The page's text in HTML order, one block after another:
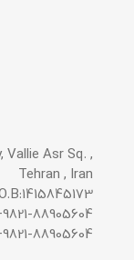
Vallie Asr Sq. ,
Tehran , Iran
88905604
88905604